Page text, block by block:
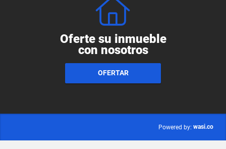
Oferte su inmueble
con nosotros
OFERTAR
Powered by: wasi.co